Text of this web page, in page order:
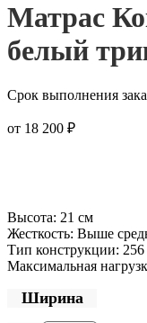
Матрас
белый
Срок выполнения
от 18 200 ₽
Высота: 21 см
Жесткость: Выше
Тип конструкции:
Максимальная
Ширина